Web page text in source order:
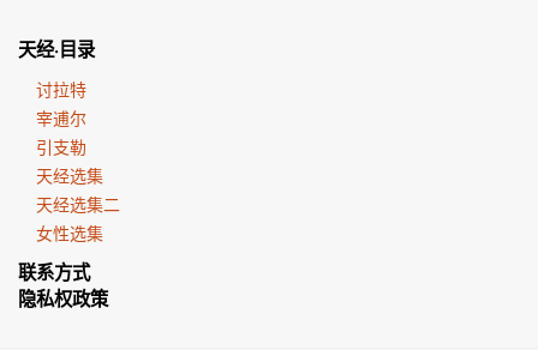
天经·目录
讨拉特
宰逋尔
引支勒
天经选集
天经选集二
女性选集
联系方式
隐私权政策